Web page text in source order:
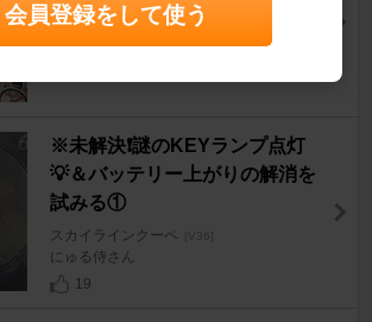
maru_mさん
※未解決❗️謎のKEYランプ点灯
💡＆バッテリー上がりの解消を
試みる①
スカイラインクーペ [V36]
にゅる侍さん
19
会員登録をして使う